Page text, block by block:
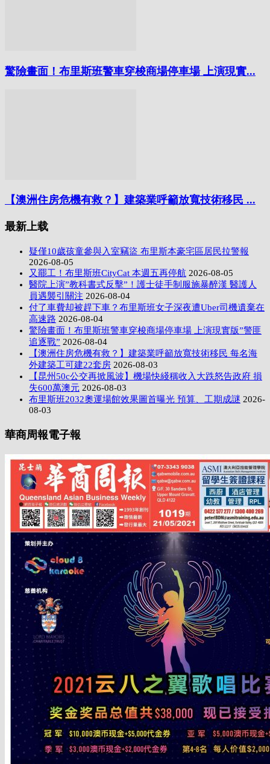
驚險畫面！布里斯班警車穿梭商場停車場 上演現實...
【澳洲住房危機有救？】建築業呼籲放寬技術移民 ...
最新上载
疑僅10歲孩童參與入室竊盜 布里斯本豪宅區居民拉警報
2026-08-05
又罷工！布里斯班CityCat 本週五再停航 2026-08-05
醫院上演”教科書式反擊”！護士徒手制服施暴醉漢 醫護人
員遇襲引關注 2026-08-04
付了車費却被趕下車？布里斯班女子深夜遭Uber司機遺棄在
高速路 2026-08-04
驚險畫面！布里斯班警車穿梭商場停車場 上演現實版”警匪
追逐戰” 2026-08-04
【澳洲住房危機有救？】建築業呼籲放寬技術移民 每名海
外建築工可建22套房 2026-08-03
【昆州50c公交再掀風波】機場快綫稱收入大跌怒告政府 損
失600萬澳元 2026-08-03
布里斯班2032奧運場館效果圖首曝光 預算、工期成謎 2026-
08-03
華商周報電子報